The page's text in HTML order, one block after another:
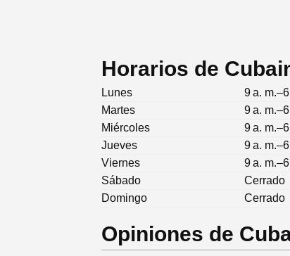
Horarios de
Lunes
9 a.
Martes
9 a.
Miércoles
9 a.
Jueves
9 a.
Viernes
9 a.
Sábado
Cerrado
Domingo
Cerrado
Opiniones de